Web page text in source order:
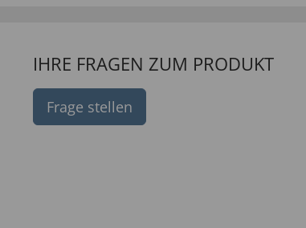
IHRE FRAGEN ZUM PRODUKT
Frage stellen